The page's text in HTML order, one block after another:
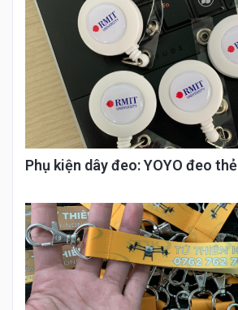
Phụ kiện dây đeo: YOYO đeo thẻ